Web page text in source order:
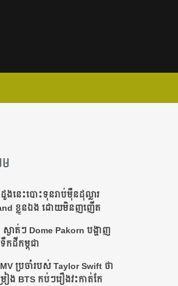
ម
ដួងនេះបោះ​ទុន​រាប់​ម៉ឺន​ដុល្លារ
ខ្លួន​ឯង ដោយមិនញញើត
ស្ងាត់ៗ Dome Pakorn បង្ហាញ
កដីកម្ពុជា
ប្រចាំ​របស់​ Taylor Swift ថា​
ៀង BTS កប់ៗ​រឿង​វះកាត់​កែ​